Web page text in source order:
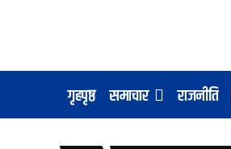
गृहपृष्ठ समाचार राजनीति